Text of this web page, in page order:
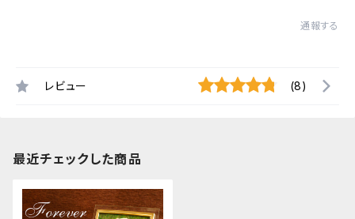
通報する
レビュー (8)
最近チェックした商品